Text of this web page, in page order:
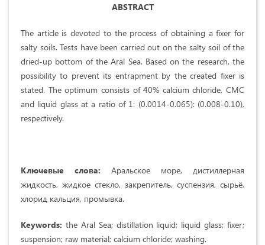
ABSTRACT
The article is devoted to the process of obtaining a fixer for
salty soils. Tests have been carried out on the salty soil of the
dried-up bottom of the Aral Sea. Based on the research, the
possibility to prevent its entrapment by the created fixer is
stated. The optimum consists of 40% calcium chloride, CMC
and liquid glass at a ratio of 1: (0.0014-0.065): (0.008-0.10),
respectively.
Ключевые слова: Аральское море, дистиллерная
жидкость, жидкое стекло, закрепитель, суспензия, сырьё,
хлорид кальция, промывка.
Keywords: the Aral Sea; distillation liquid; liquid glass; fixer;
suspension; raw material; calcium chloride; washing.